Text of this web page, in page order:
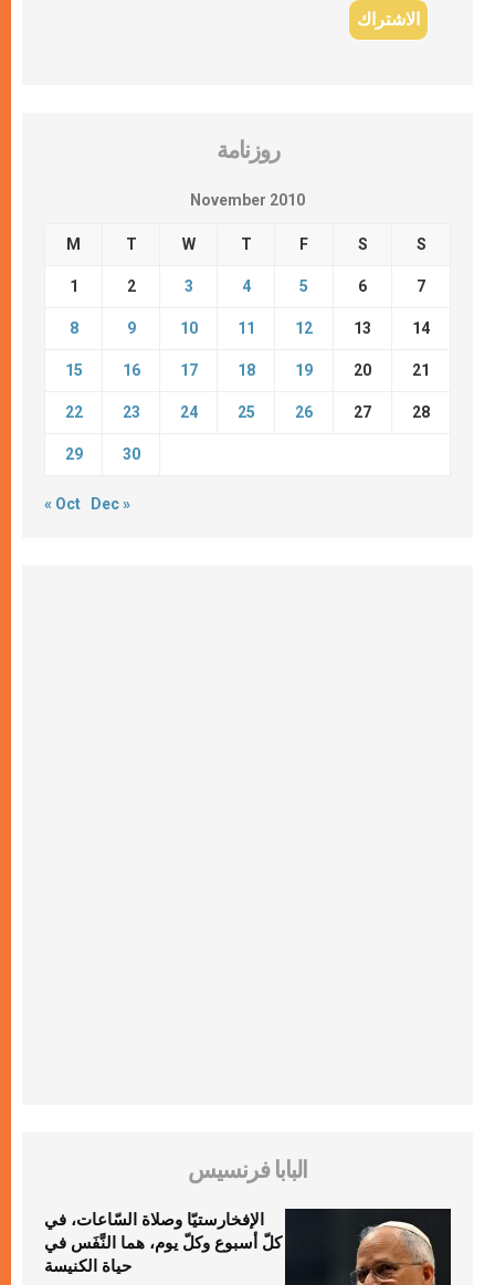
روزنامة
November 2010
M T W T F S S
1 2 3 4 5 6 7
8 9 10 11 12 13 14
15 16 17 18 19 20 21
22 23 24 25 26 27 28
29 30
« Oct Dec »
البابا فرنسيس
الإفخارستيّا وصلاة السّاعات، في
كلّ أسبوع وكلّ يوم، هما النَّفَس في
حياة الكنيسة